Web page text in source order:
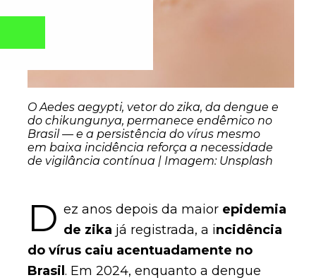
O Aedes aegypti, vetor do zika, da dengue e
do chikungunya, permanece endêmico no
Brasil — e a persistência do vírus mesmo
em baixa incidência reforça a necessidade
de vigilância contínua | Imagem: Unsplash
D ez anos depois da maior epidemia
de zika já registrada, a incidência
do vírus caiu acentuadamente no
Brasil. Em 2024, enquanto a dengue
Seu e-mail foi cadastrado com sucesso!